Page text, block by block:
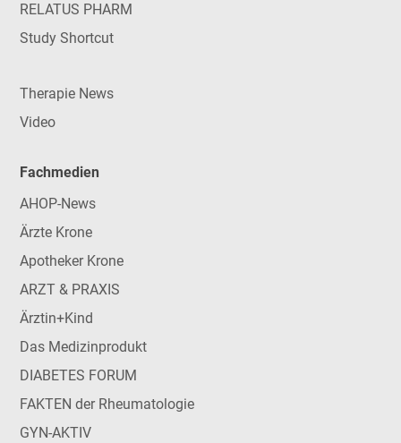
RELATUS PHARM
Study Shortcut
Therapie News
Video
Fachmedien
AHOP-News
Ärzte Krone
Apotheker Krone
ARZT & PRAXIS
Ärztin+Kind
Das Medizinprodukt
DIABETES FORUM
FAKTEN der Rheumatologie
GYN-AKTIV